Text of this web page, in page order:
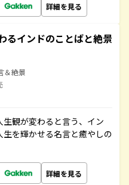
詳細を見る
るインドのことばと絶景
＆絶景
観が変わると言う、イン
を輝かせる名言と癒やしの
詳細を見る